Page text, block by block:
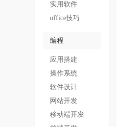
实用软件
office技巧
编程
应用搭建
操作系统
软件设计
网站开发
移动端开发